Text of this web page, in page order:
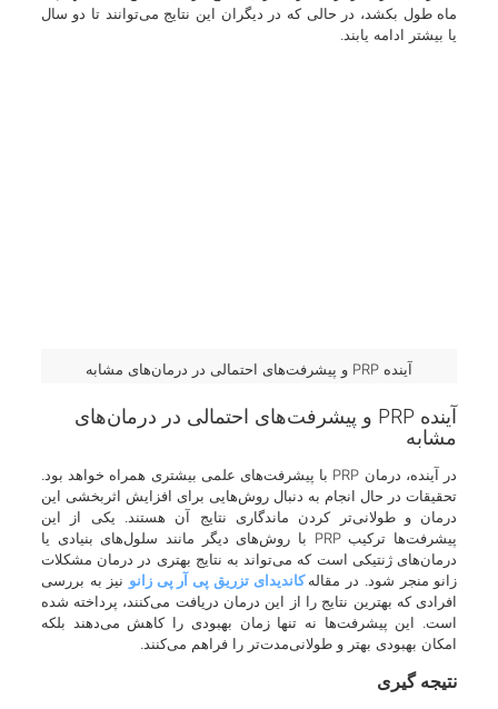
ماه طول بکشد، در حالی که در دیگران این نتایج می‌توانند تا دو سال
یا بیشتر ادامه یابند.
آینده PRP و پیشرفت‌های احتمالی در درمان‌های مشابه
آینده PRP و پیشرفت‌های احتمالی در درمان‌های
مشابه
در آینده، درمان PRP با پیشرفت‌های علمی بیشتری همراه خواهد بود.
تحقیقات در حال انجام به دنبال روش‌هایی برای افزایش اثربخشی این
درمان و طولانی‌تر کردن ماندگاری نتایج آن هستند. یکی از این
پیشرفت‌ها ترکیب PRP با روش‌های دیگر مانند سلول‌های بنیادی یا
درمان‌های ژنتیکی است که می‌تواند به نتایج بهتری در درمان مشکلات
زانو منجر شود. در مقاله کاندیدای تزریق پی آر پی زانو نیز به بررسی
افرادی که بهترین نتایج را از این درمان دریافت می‌کنند، پرداخته شده
است. این پیشرفت‌ها نه تنها زمان بهبودی را کاهش می‌دهند بلکه
امکان بهبودی بهتر و طولانی‌مدت‌تر را فراهم می‌کنند.
نتیجه گیری